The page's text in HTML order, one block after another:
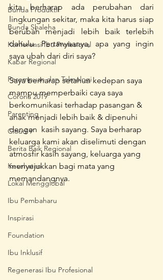
Bunda Produktif
Bunda Shaleha
Konferensi Ibu Profesional
Kabar Regional
Perempuan dan Teknologi
Corona 2019
Parenting
Cloud 9
Berita Baik Regional
Kesehatan
Lokal Mengglobal
Ibu Pembaharu
Inspirasi
Foundation
Ibu Inklusif
Regenerasi Ibu Profesional
kita berharap ada perubahan dari
lingkungan sekitar, maka kita harus siap
berubah menjadi lebih baik terlebih
dahulu. Pertanyaanya, apa yang ingin
saya ubah dari diri saya?
Saya berharap setahun kedepan saya
mampu memperbaiki caya saya
berkomunikasi terhadap pasangan &
anak menjadi lebih baik & dipenuhi
dengan  kasih sayang. Saya berharap
keluarga kami akan diselimuti dengan
atmosfir kasih sayang, keluarga yang
menyejukkan bagi mata yang
memandangnya.